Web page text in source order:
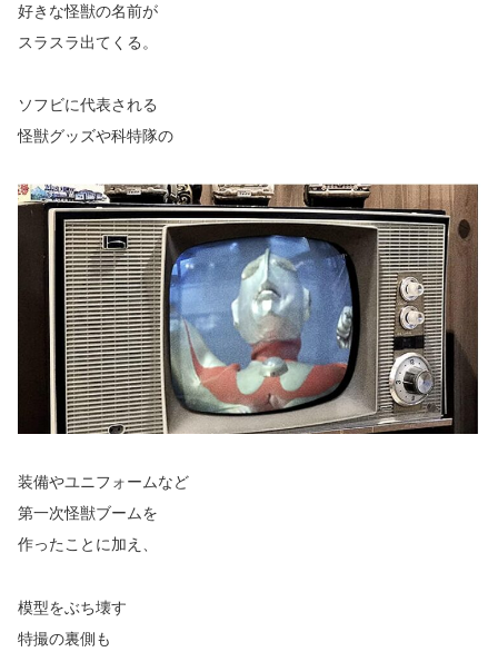
好きな怪獣の名前が
スラスラ出てくる。
ソフビに代表される
怪獣グッズや科特隊の
装備やユニフォームなど
第一次怪獣ブームを
作ったことに加え、
模型をぶち壊す
特撮の裏側も